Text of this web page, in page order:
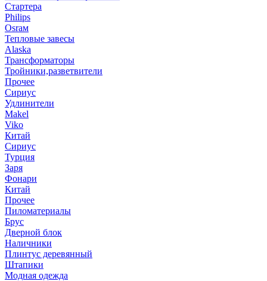
Стартера
Philips
Оsrам
Тепловые завесы
Alaska
Трансформаторы
Тройники,разветвители
Прочее
Сириус
Удлинители
Makel
Viko
Китай
Сириус
Турция
Заря
Фонари
Китай
Прочее
Пиломатериалы
Брус
Дверной блок
Наличники
Плинтус деревянный
Штапики
Модная одежда